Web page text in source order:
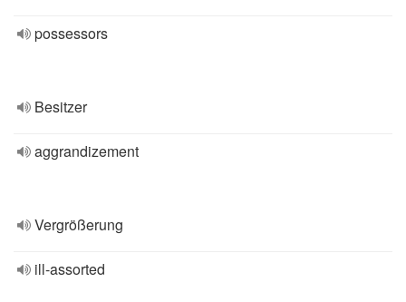
possessors
Besitzer
aggrandizement
Vergrößerung
ill-assorted